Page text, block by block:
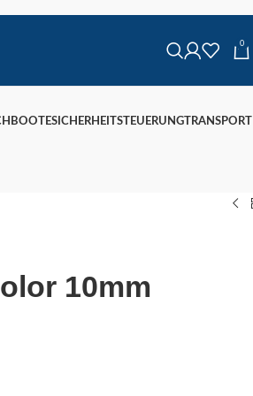
0
SICHERHEITSTEUERUNGTRANSPORT
10mm